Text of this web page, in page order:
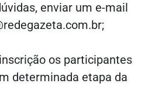
enviar um e-mail
;
os participantes
determinada etapa da